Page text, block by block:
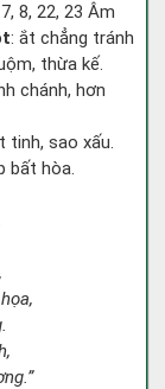
8, 22, 23 Âm
: ắt chẳng tránh
thừa kế.
chánh, hơn
tinh, sao xấu.
bất hòa.